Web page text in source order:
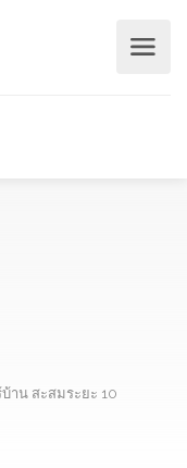
าน สะสมระยะ 10